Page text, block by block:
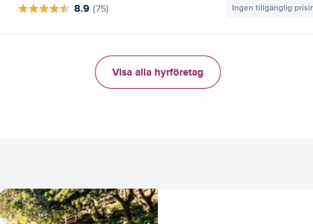
8.9 (75) Ingen tillgänglig
Visa alla hyrföretag